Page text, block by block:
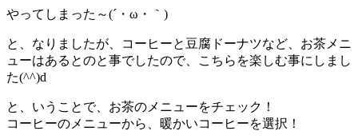
やってしまった～(´・ω・｀)
と、なりましたが、コーヒーと豆腐ドーナツなど、お茶メニ
ューはあるとのと事でしたので、こちらを楽しむ事にしまし
た(^^)d
と、いうことで、お茶のメニューをチェック！
コーヒーのメニューから、暖かいコーヒーを選択！